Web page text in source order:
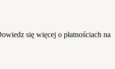
się więcej o płatnościach na